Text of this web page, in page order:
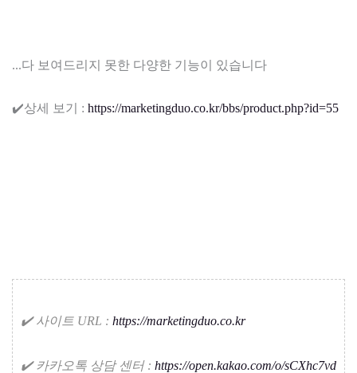
...다 보여드리지 못한 다양한 기능이 있습니다
✔️상세 보기 : https://marketingduo.co.kr/bbs/product.php?id=55
✔️ 사이트 URL : https://marketingduo.co.kr
✔️ 카카오톡 상담 센터 : https://open.kakao.com/o/sCXhc7vd